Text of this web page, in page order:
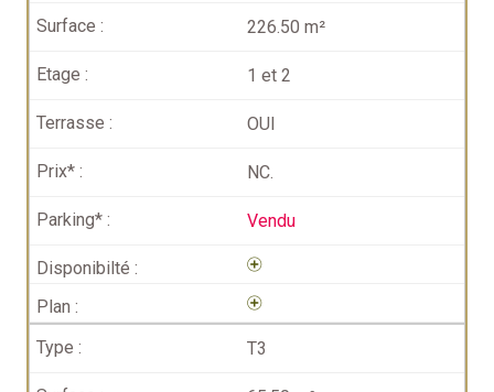
226.50 m²
1 et 2
OUI
NC.
Vendu
T3